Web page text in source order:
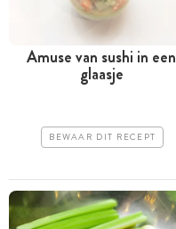
Amuse van sushi in een
glaasje
BEWAAR DIT RECEPT